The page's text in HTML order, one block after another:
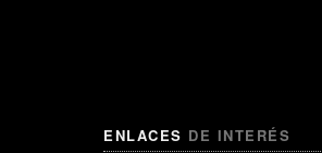
ENLACES DE INTERÉS